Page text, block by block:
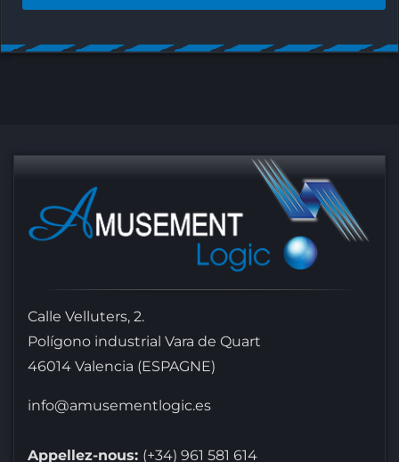
Calle Velluters, 2.
Polígono industrial Vara de Quart
46014 Valencia (ESPAGNE)
info@amusementlogic.es
Appellez-nous: (+34) 961 581 614